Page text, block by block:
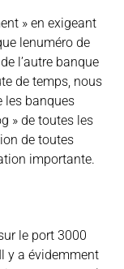
» en exigeant
lenuméro de
l’autre banque
de temps, nous
les banques
» de toutes les
de toutes
importante.
le port 3000
y a évidemment